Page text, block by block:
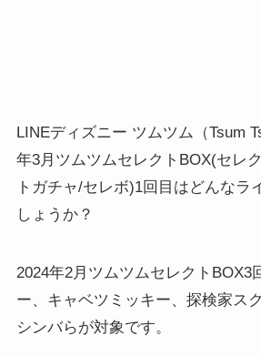
LINEディズニー ツムツム（Tsum
年3月ツムツムセレクトBOX(セレ
トガチャ/セレボ)1回目はどんなラ
しょうか？
2024年2月ツムツムセレクトBOX3
ー、キャベツミッキー、探検家ス
シンバらが対象です。